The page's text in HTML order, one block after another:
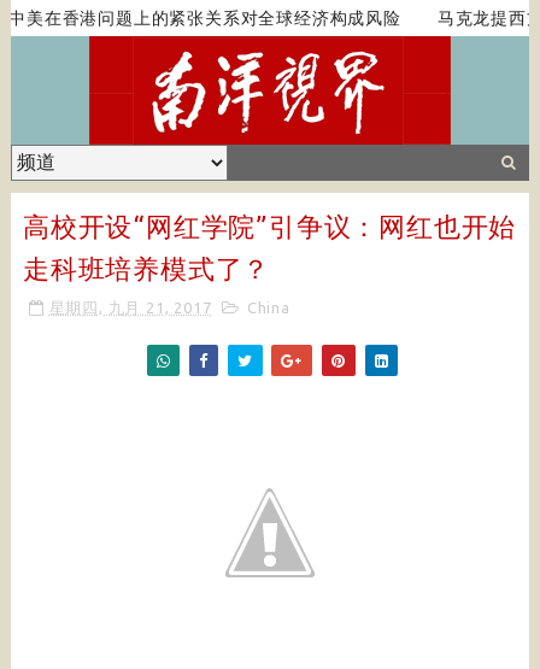
美在香港问题上的紧张关系对全球经济构成风险 马克龙提西
高校开设“网红学院”引争议：网红也开始
走科班培养模式了？
星期四, 九月 21, 2017 China